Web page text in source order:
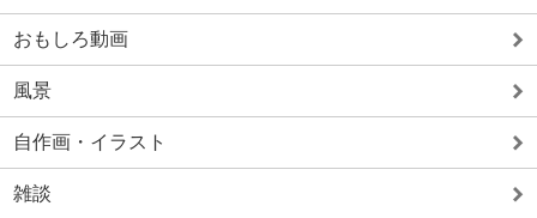
おもしろ動画
風景
自作画・イラスト
雑談